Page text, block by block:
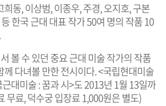
동, 이상범, 이종우, 주경, 오지호, 구본
한국 근대 대표 작가 50여 명의 작품 10
볼 수 있던 중요 근대 미술 작가의 작품
다녀볼 만한 전시이다. <국립현대미술
대미술 : 꿈과 시>도 2013년 1월 13일까
무료, 덕수궁 입장료 1,000원은 별도)